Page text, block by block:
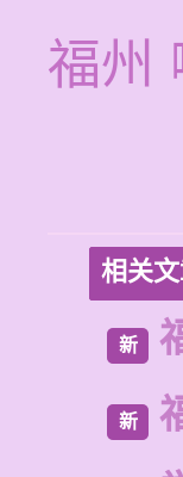
福州
相关
新
新